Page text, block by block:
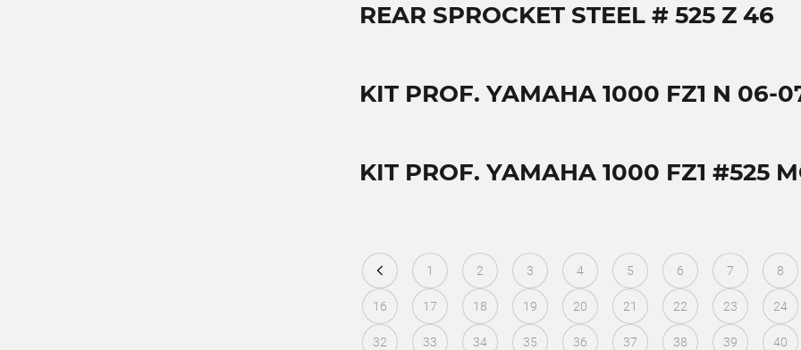
REAR SPROCKET STEEL # 525 Z 46
KIT PROF. YAMAHA 1000 FZ1 N 06-
KIT PROF. YAMAHA 1000 FZ1 #525
1 2 3 4 5 6 7 8
16 17 18 19 20 21 22 23 24
32 33 34 35 36 37 38 39 40